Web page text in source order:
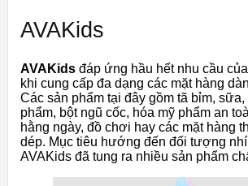
AVAKids
AVAKids đáp ứng hầu hết nhu cầu
khi cung cấp đa dạng các mặt hàng
Các sản phẩm tại đây gồm tã bỉm,
phẩm, bột ngũ cốc, hóa mỹ phẩm an
hằng ngày, đồ chơi hay các mặt hàng
dép. Mục tiêu hướng đến đối tượng
AVAKids đã tung ra nhiều sản phẩm